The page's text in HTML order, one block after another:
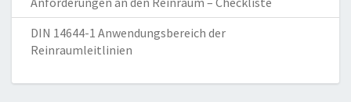
DIN 14644-1 Anwendungsbereich der
Reinraumleitlinien